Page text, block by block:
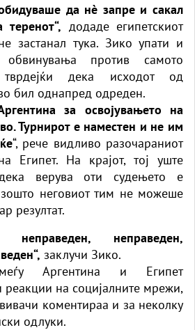
обидуваше да нè запре и сакал
додаде египетскиот
застанал тука. Зико упати и
против самото
тврдејќи дека исходот од
бил однапред одреден.
за освојувањето на
Турнирот е наместен и не им
“, рече видливо разочараниот
Египет. На крајот, тој уште
верува оти судењето е
неговиот тим не можеше
резултат.
неправеден, неправеден,
заклучи Зико.
Аргентина и Египет
реакции на социјалните мрежи,
коментираа и за неколку
одлуки.